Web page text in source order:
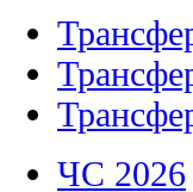
ЧС 2026